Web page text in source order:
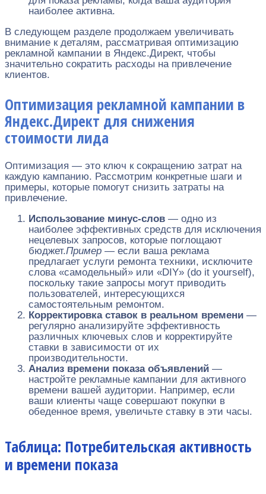
наиболее активна.
В следующем разделе продолжаем увеличивать
внимание к деталям, рассматривая оптимизацию
рекламной кампании в Яндекс.Директ, чтобы
значительно сократить расходы на привлечение
клиентов.
Оптимизация рекламной кампании в
Яндекс.Директ для снижения
стоимости лида
Оптимизация — это ключ к сокращению затрат на
каждую кампанию. Рассмотрим конкретные шаги и
примеры, которые помогут снизить затраты на
привлечение.
Использование минус-слов — одно из
наиболее эффективных средств для исключения
нецелевых запросов, которые поглощают
бюджет.Пример — если ваша реклама
предлагает услуги ремонта техники, исключите
слова «самодельный» или «DIY» (do it yourself),
поскольку такие запросы могут приводить
пользователей, интересующихся
самостоятельным ремонтом.
Корректировка ставок в реальном времени —
регулярно анализируйте эффективность
различных ключевых слов и корректируйте
ставки в зависимости от их
производительности.
Анализ времени показа объявлений —
настройте рекламные кампании для активного
времени вашей аудитории. Например, если
ваши клиенты чаще совершают покупки в
обеденное время, увеличьте ставку в эти часы.
Таблица: Потребительская активность
и времени показа